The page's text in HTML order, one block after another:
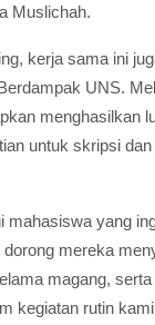
Muslichah.
kerja sama ini
UNS.
menghasilkan
untuk skripsi
mahasiswa yang
mereka
magang,
kegiatan rutin